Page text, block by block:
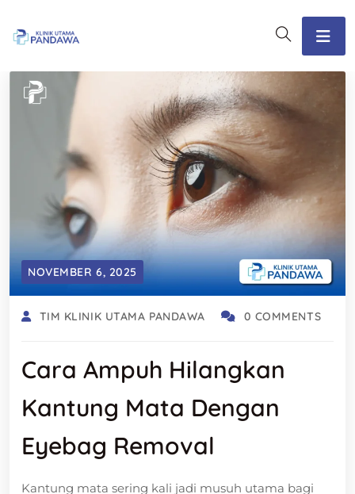
NOVEMBER 6, 2025
TIM KLINIK UTAMA PANDAWA 0 COMMENTS
Cara Ampuh Hilangkan
Kantung Mata Dengan
Eyebag Removal
Kantung mata sering kali jadi musuh utama bagi